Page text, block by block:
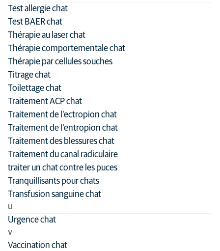
Test allergie chat
Test BAER chat
Thérapie au laser chat
Thérapie comportementale chat
Thérapie par cellules souches
Titrage chat
Toilettage chat
Traitement ACP chat
Traitement de l'ectropion chat
Traitement de l'entropion chat
Traitement des blessures chat
Traitement du canal radiculaire
traiter un chat contre les puces
Tranquillisants pour chats
Transfusion sanguine chat
U
Urgence chat
V
Vaccination chat